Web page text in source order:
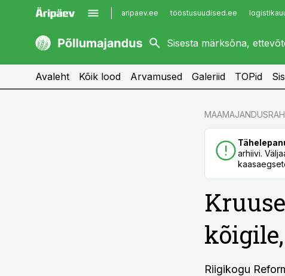
aripaev.ee tööstusuudised.ee
kaubandus.ee
kinnisvarauudised.ee
imelineajalugu.ee
Avaleht Kõik lood Arvamused Galeriid TOPid
arhiivi.
Riigikogu